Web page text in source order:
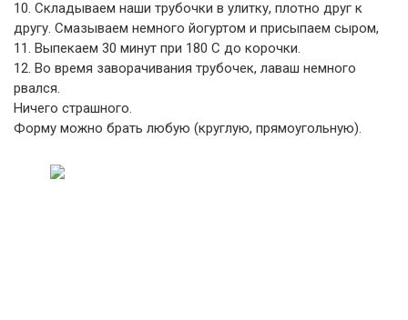
10. Складываем наши трубочки в улитку, плотно друг к
другу. Смазываем немного йогуртом и присыпаем сыром,
11. Выпекаем 30 минут при 180 С до корочки.
12. Во время заворачивания трубочек, лаваш немного
рвался.
Ничего страшного.
Форму можно брать любую (круглую, прямоугольную).